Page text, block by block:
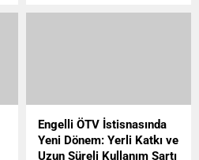
Bununla birlikte uygun
zamanın, borsanın sabah
açılışıyla birlikte öğlene kadar
olan zaman olduğu...
Engelli ÖTV İstisnasında
Yeni Dönem: Yerli Katkı ve
Uzun Süreli Kullanım Şartı